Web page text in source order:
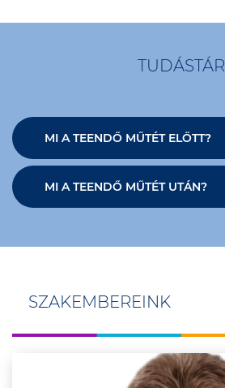
TUDÁSTÁR
MI A TEENDŐ MŰTÉT ELŐTT?
MI A TEENDŐ MŰTÉT UTÁN?
SZAKEMBEREINK